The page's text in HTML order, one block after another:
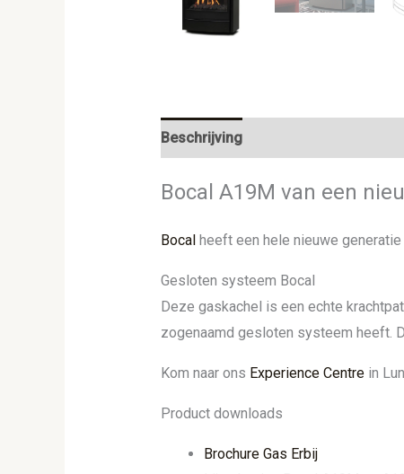
Beschrijving
Bocal A19M van een
Bocal heeft een hele nieuwe generatie
Gesloten systeem Bocal
Deze gaskachel is een echte
zogenaamd gesloten systeem heeft.
Kom naar ons Experience Centrein
Product downloads
Brochure Gas Erbij